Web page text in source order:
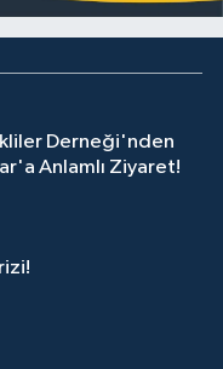
Derneği'nden
Anlamlı Ziyaret!